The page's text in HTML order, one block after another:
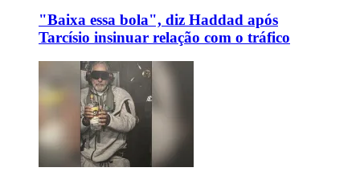
"Baixa essa bola", diz Haddad após
Tarcísio insinuar relação com o tráfico